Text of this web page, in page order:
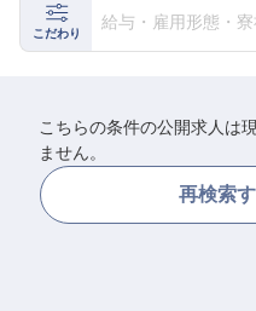
ホテル・宿泊業界情報
無料 転職サポー
採用をお考え
こだわり
給与・雇用形態・
こちらの条件の公開求人は
ません。
再検索